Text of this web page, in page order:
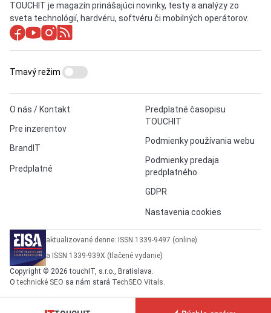
TOUCHIT je magazín prinášajúci novinky, testy a analýzy zo
sveta technológií, hardvéru, softvéru či mobilných operátorov.
O nás / Kontakt
Pre inzerentov
BrandIT
Predplatné
Predplatné časopisu
TOUCHIT
Podmienky používania webu
Podmienky predaja
predplatného
GDPR
Nastavenia cookies
Tmavý režim
aktualizované denne: ISSN 1339-9497 (online)
a ISSN 1339-939X (tlačené vydanie)
Copyright © 2026 touchIT, s.r.o., Bratislava.
Otechnické SEO sa nám stará TechSEO Vitals.